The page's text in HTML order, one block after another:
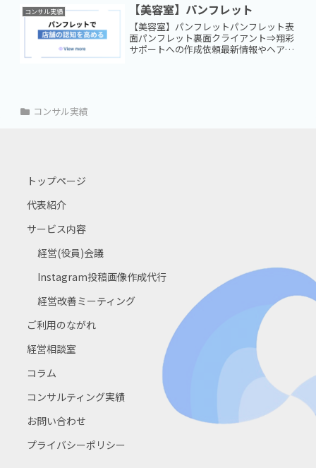
の広瀬です。今回は、長崎県で歯科医院
を20年以上営んでおり...
コンサル実績 【美容室】パンフレット
【美容室】パンフレットパンフレット表
面パンフレット裏面クライアント⇒翔彩
サポートへの作成依頼最新情報やヘアス
コンサル実績
トップページ
代表紹介
サービス内容
経営(役員)会議
Instagram投稿画像作成代行
経営改善ミーティング
ご利用のながれ
経営相談室
コラム
コンサルティング実績
お問い合わせ
プライバシーポリシー